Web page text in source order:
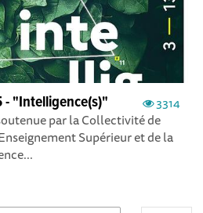
3314
- "Intelligence(s)"
par la Collectivité de
Supérieur et de la